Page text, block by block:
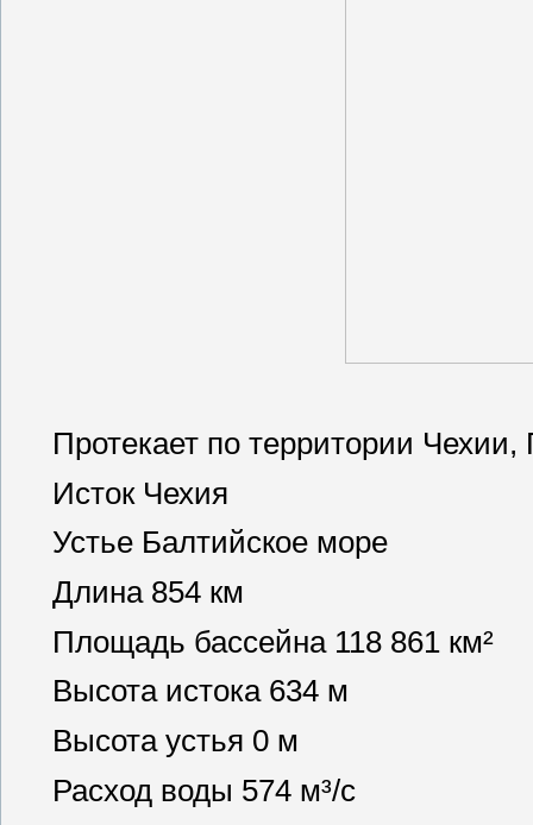
Протекает по территории
Исток Чехия
Устье Балтийское море
Длина 854 км
Площадь бассейна 118 861 км²
Высота истока 634 м
Высота устья 0 м
Расход воды 574 м³/с